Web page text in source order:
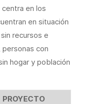
en los
en situación
recursos e
personas con
hogar y población
PROYECTO